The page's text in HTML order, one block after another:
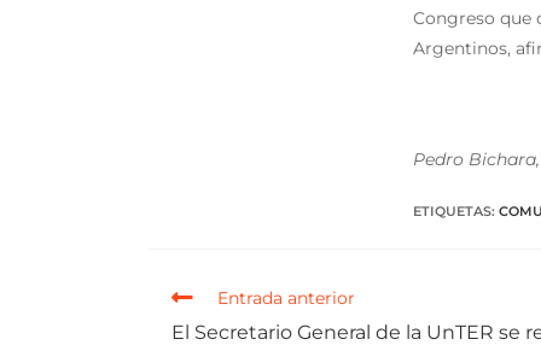
Congreso que
Argentinos,
Pedro
ETIQUETAS:
Entrada anterior
El Secretario General de la UnTER se